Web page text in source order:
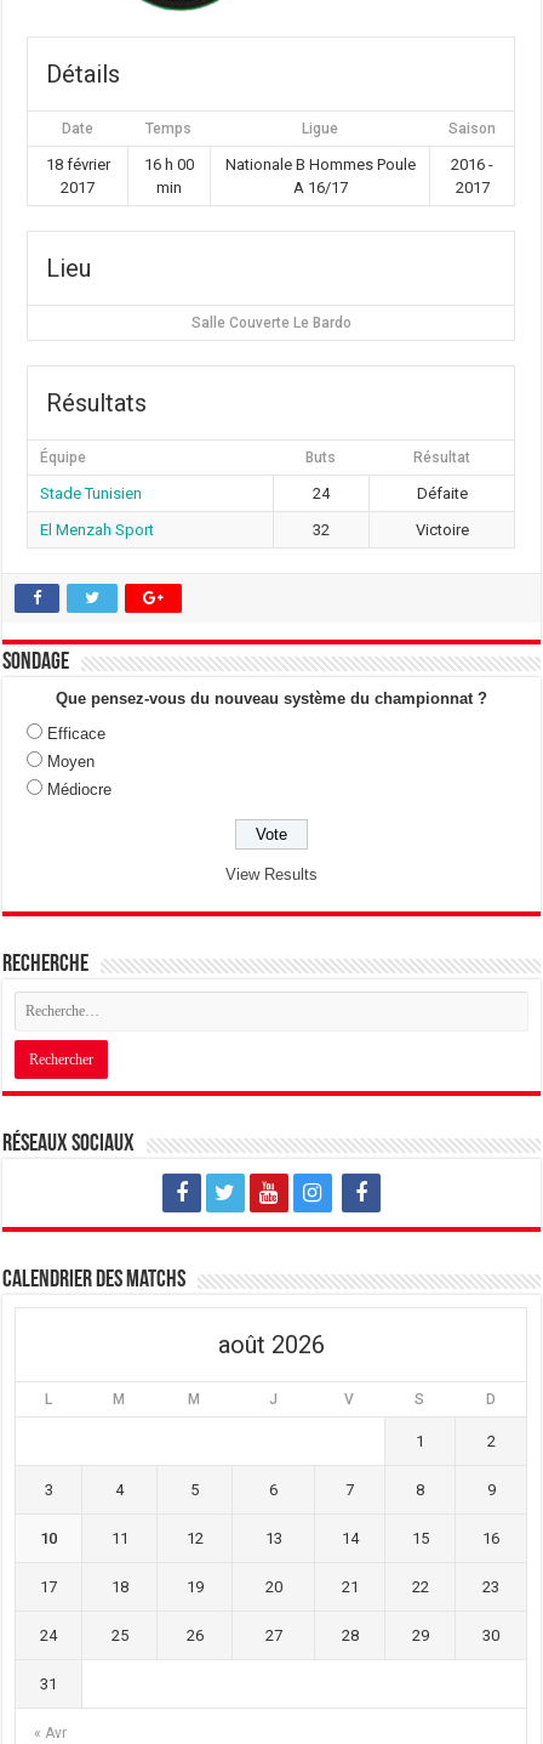
Détails
Date Temps Ligue Saison
18 février
2017
16 h 00
min
Nationale B Hommes Poule
A 16/17
2016 -
2017
Lieu
Salle Couverte Le Bardo
Résultats
Équipe Buts Résultat
Stade Tunisien 24
Défaite
El Menzah Sport
32 Victoire
Sondage
Que pensez-vous du nouveau système du championnat ?
Efficace
Moyen
Médiocre
View Results
Recherche
Réseaux sociaux
Calendrier des matchs
août 2026
L M M J V S D
« Avr
1 2
3 4 5 6 7 8 9
10 11 12 13 14 15 16
17 18 19 20 21 22 23
24 25 26 27 28 29 30
31